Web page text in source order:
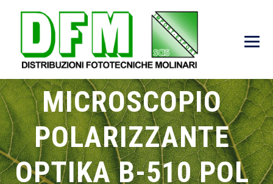
MICROSCOPIO
POLARIZZANTE
OPTIKA B-510 POL